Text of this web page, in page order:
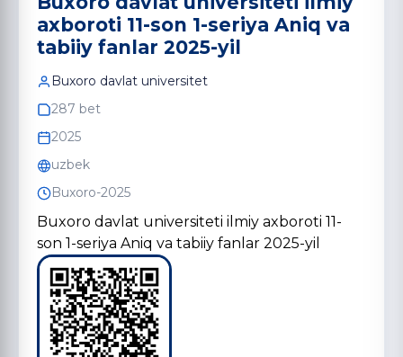
axboroti 11-son 1-seriya Aniq va
tabiiy fanlar 2025-yil
Buxoro davlat universitet
287 bet
2025
uzbek
Buxoro-2025
Buxoro davlat universiteti ilmiy axboroti 11-
son 1-seriya Aniq va tabiiy fanlar 2025-yil